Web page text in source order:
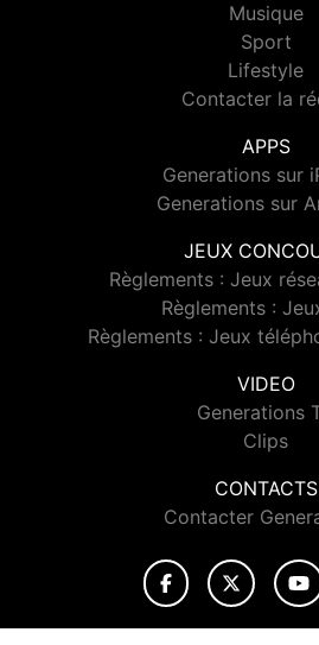
Musique
Sport
Lifestyle
Contacter la
APPS
Generations sur
Generations sur
JEUX
Règlements : Jeux
Règlements :
Règlements : Jeux
VIDEO
Generations
Clips
CONTACTS
Contacter